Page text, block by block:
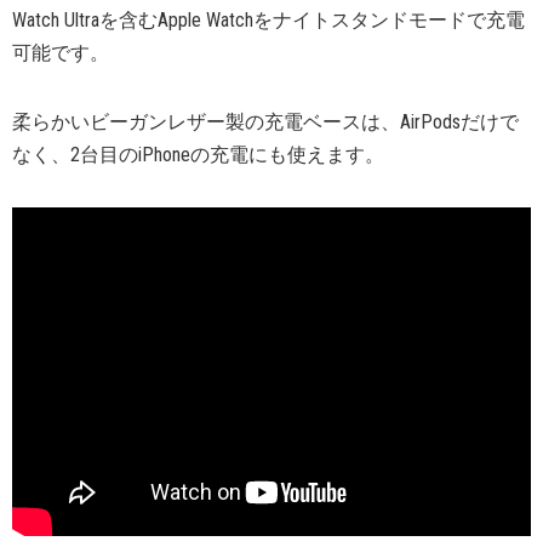
Watch Ultraを含むApple Watchをナイトスタンドモードで充電
可能です。
柔らかいビーガンレザー製の充電ベースは、AirPodsだけで
なく、2台目のiPhoneの充電にも使えます。